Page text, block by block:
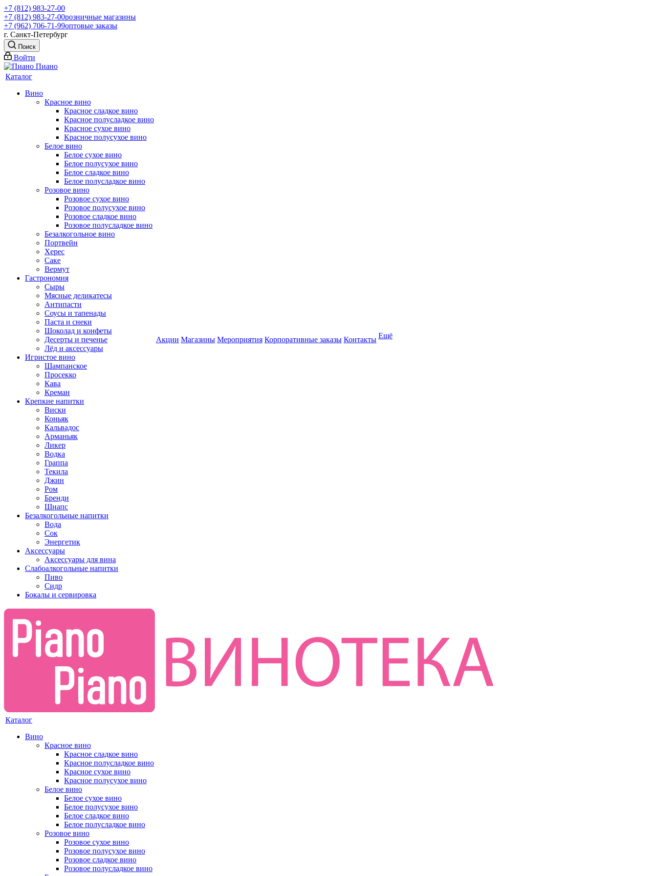
+7 (812) 983-27-00
+7 (812) 983-27-00розничные магазины
+7 (962) 706-71-99оптовые заказы
г. Санкт-Петербург
Поиск
Войти
Каталог
Вино
Красное вино
Красное сладкое вино
Красное полусладкое вино
Красное сухое вино
Красное полусухое вино
Белое вино
Белое сухое вино
Белое полусухое вино
Белое сладкое вино
Белое полусладкое вино
Розовое вино
Розовое сухое вино
Розовое полусухое вино
Розовое сладкое вино
Розовое полусладкое вино
Безалкогольное вино
Портвейн
Херес
Саке
Вермут
Гастрономия
Сыры
Мясные деликатесы
Антипасти
Соусы и тапенады
Паста и снеки
Шоколад и конфеты
Десерты и печенье
Лёд и аксессуары
Игристое вино
Шампанское
Просекко
Кава
Креман
Крепкие напитки
Виски
Коньяк
Кальвадос
Арманьяк
Ликер
Водка
Граппа
Текила
Джин
Ром
Бренди
Шнапс
Безалкогольные напитки
Вода
Сок
Энергетик
Аксессуары
Аксессуары для вина
Слабоалкогольные напитки
Пиво
Сидр
Бокалы и сервировка
Акции Магазины Мероприятия Корпоративные заказы Контакты Ещё
Каталог
Вино
Красное вино
Красное сладкое вино
Красное полусладкое вино
Красное сухое вино
Красное полусухое вино
Белое вино
Белое сухое вино
Белое полусухое вино
Белое сладкое вино
Белое полусладкое вино
Розовое вино
Розовое сухое вино
Розовое полусухое вино
Розовое сладкое вино
Розовое полусладкое вино